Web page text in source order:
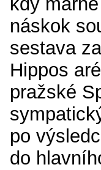
náskok
sestava
Hippos
pražské
po
do